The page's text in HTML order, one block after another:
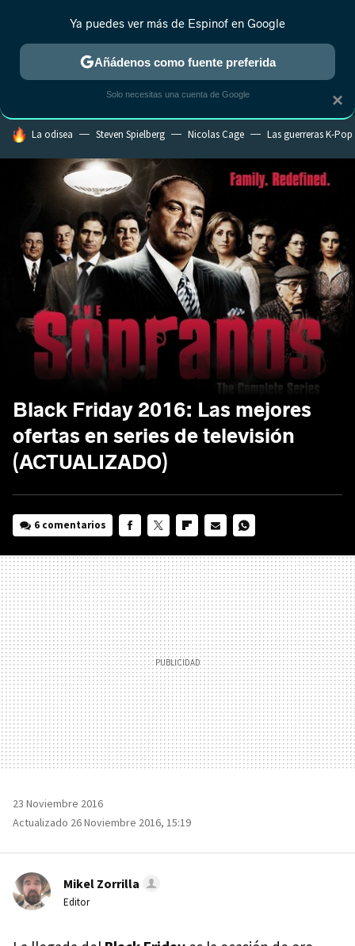
MENÚ NUEVO
ESTRENOS REALITY ANIME RANKINGS CINE
HOY SE HABLA DE
La odisea Steven Spielberg Nicolas Cage Las guerreras K-Pop
Black Friday 2016: Las mejores
ofertas en series de televisión
(ACTUALIZADO)
6 comentarios
MAIL
23 Noviembre 2016
Actualizado 26 Noviembre 2016, 15:19
Mikel Zorrilla
Editor
×
Ya puedes ver más de Espinof en Google
Añádenos como fuente preferida
Solo necesitas una cuenta de Google